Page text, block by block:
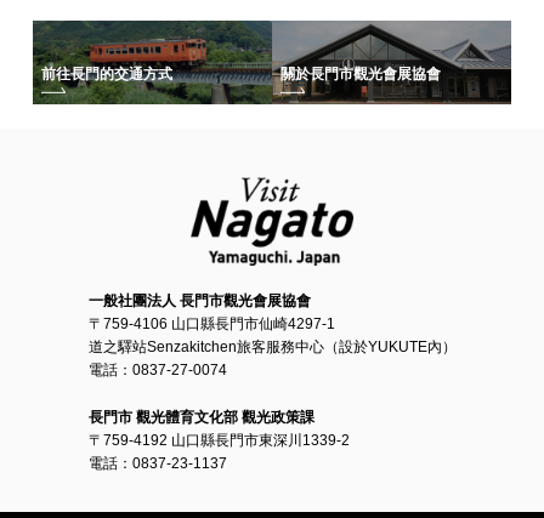
前往長門的交通方式 關於長門市觀光會展協會
一般社團法人 長門市觀光會展協會
〒759-4106 山口縣長門市仙崎4297-1
道之驛站Senzakitchen旅客服務中心（設於YUKUTE內）
電話：0837-27-0074
長門市 觀光體育文化部 觀光政策課
〒759-4192 山口縣長門市東深川1339-2
電話：0837-23-1137